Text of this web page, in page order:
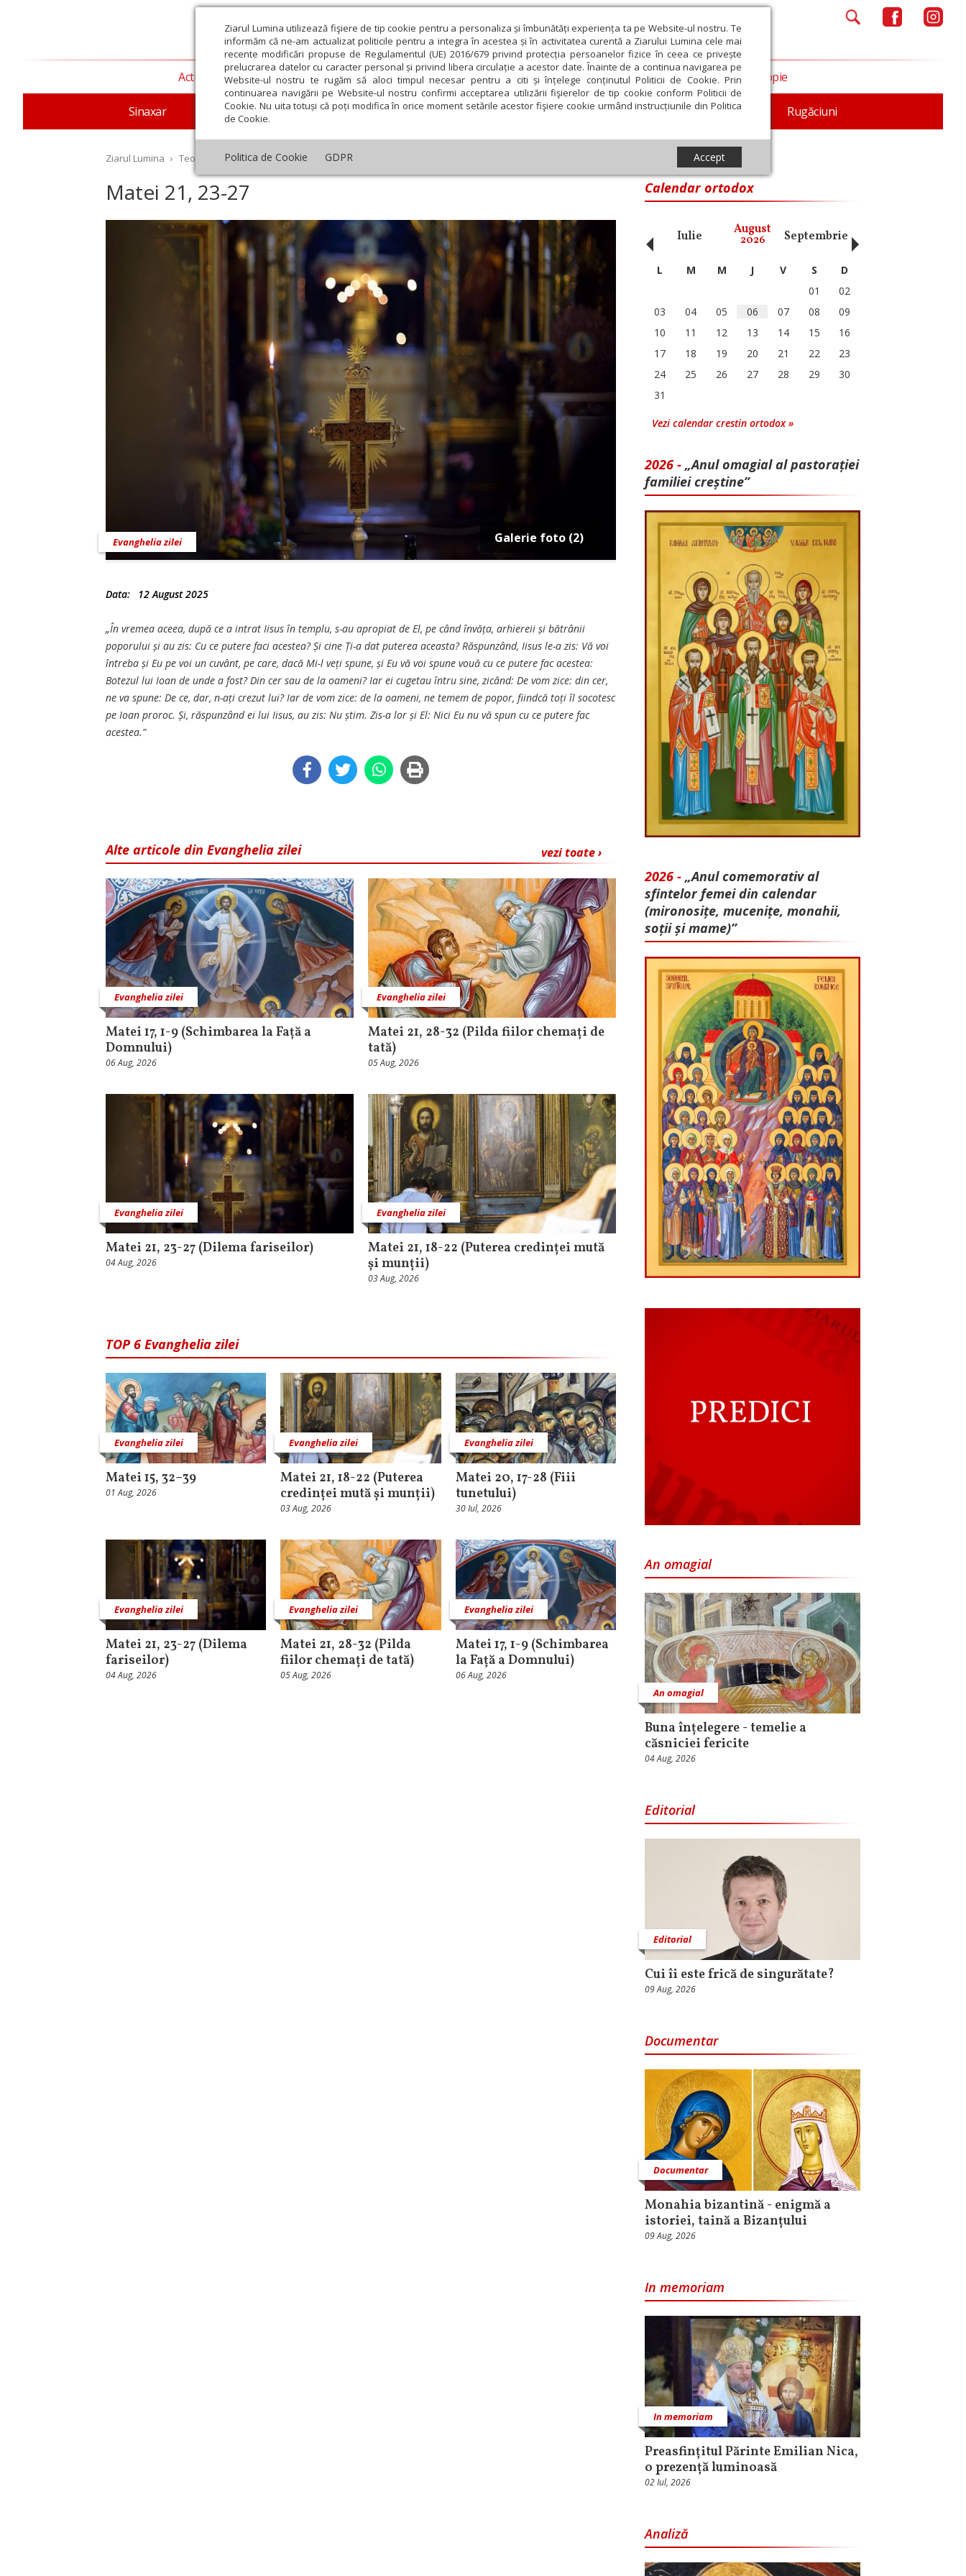
Ziarul Lumina utilizează fişiere de tip cookie pentru a personaliza și îmbunătăți experiența ta pe Website-ul nostru. Te
informăm că ne-am actualizat politicile pentru a integra în acestea și în activitatea curentă a Ziarului Lumina cele mai
recente modificări propuse de Regulamentul (UE) 2016/679 privind protecția persoanelor fizice în ceea ce privește
prelucrarea datelor cu caracter personal și privind libera circulație a acestor date. Înainte de a continua navigarea pe
Website-ul nostru te rugăm să aloci timpul necesar pentru a citi și înțelege conținutul Politicii de Cookie. Prin
continuarea navigării pe Website-ul nostru confirmi acceptarea utilizării fişierelor de tip cookie conform Politicii de
Cookie. Nu uita totuși că poți modifica în orice moment setările acestor fişiere cookie urmând instrucțiunile din Politica
de Cookie.
Politica de Cookie GDPR Accept
Actualitate religioasă Teologie și spiritualitate
Sinaxar Apostolul zilei Evanghelia zilei Evanghelia de Duminică Theologica Liturgica Patristica Rugăciuni
Educaţie și Cultură Societate Opinii Filantropie
Ziarul Lumina › Teologie și spiritualitate › Evanghelia zilei
Matei 21, 23-27
Galerie foto (2)
Evanghelia zilei
Data: 12 August 2025
„În vremea aceea, după ce a intrat Iisus în templu, s-au apropiat de El, pe când învăța, arhiereii și bătrânii
poporului și au zis: Cu ce putere faci acestea? Și cine Ți-a dat puterea aceasta? Răspunzând, Iisus le-a zis: Vă voi
întreba și Eu pe voi un cuvânt, pe care, dacă Mi-l veți spune, și Eu vă voi spune vouă cu ce putere fac acestea:
Botezul lui Ioan de unde a fost? Din cer sau de la oameni? Iar ei cugetau întru sine, zicând: De vom zice: din cer,
ne va spune: De ce, dar, n-ați crezut lui? Iar de vom zice: de la oameni, ne temem de popor, fiindcă toți îl socotesc
pe Ioan proroc. Și, răspunzând ei lui Iisus, au zis: Nu știm. Zis-a lor și El: Nici Eu nu vă spun cu ce putere fac
acestea.”
vezi toate ›
Alte articole din Evanghelia zilei
Evanghelia zilei
Matei 17, 1-9 (Schimbarea la Față a
Domnului)
06 Aug, 2026
Evanghelia zilei
Matei 21, 28-32 (Pilda fiilor chemați de
tată)
05 Aug, 2026
Evanghelia zilei
Matei 21, 23-27 (Dilema fariseilor)
04 Aug, 2026
Evanghelia zilei
Matei 21, 18-22 (Puterea credinței mută
și munții)
03 Aug, 2026
TOP 6 Evanghelia zilei
Evanghelia zilei
Matei 15, 32–39
01 Aug, 2026
Evanghelia zilei
Matei 21, 18-22 (Puterea
credinței mută și munții)
03 Aug, 2026
Evanghelia zilei
Matei 20, 17-28 (Fiii
tunetului)
30 Iul, 2026
Evanghelia zilei
Matei 21, 23-27 (Dilema
fariseilor)
04 Aug, 2026
Evanghelia zilei
Matei 21, 28-32 (Pilda
fiilor chemați de tată)
05 Aug, 2026
Evanghelia zilei
Matei 17, 1-9 (Schimbarea
la Față a Domnului)
06 Aug, 2026
Calendar ortodox
Noiembrie Decembrie Ianuarie Februarie Martie Aprilie Mai Iulie August
2026 Septembrie Octombrie
‹ L M M J V S
D
01
02
03
04 05 06 07 08
09
10
11 12 13 14 15
16
17
18 19 20 21 22
23
24
25 26 27 28 29
30
31
Vezi calendar crestin ortodox »
2026 - „Anul omagial al pastorației
familiei creștine”
2026 - „Anul comemorativ al
sfintelor femei din calendar
(mironosițe, mu­cenițe, monahii,
soții și mame)”
An omagial
An omagial
Buna înțelegere - temelie a
căsniciei fericite
04 Aug, 2026
Editorial
Editorial
Cui îi este frică de singurătate?
09 Aug, 2026
Documentar
Documentar
Monahia bizantină - enigmă a
istoriei, taină a Bizanțului
09 Aug, 2026
In memoriam
In memoriam
Preasfințitul Părinte Emilian Nica,
o prezență luminoasă
02 Iul, 2026
Analiză